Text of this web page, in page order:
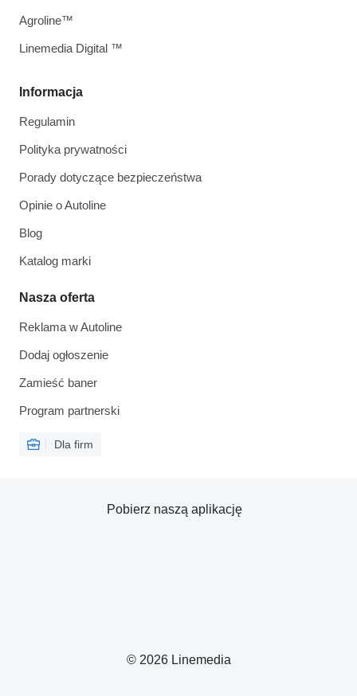
Informacja
Regulamin
Polityka prywatności
Porady dotyczące bezpieczeństwa
Opinie o Autoline
Blog
Katalog marki
Nasza oferta
Reklama w Autoline
Dodaj ogłoszenie
Zamieść baner
Program partnerski
Dla firm
Agroline™
Linemedia Digital ™
© 2026 Linemedia
Pobierz naszą aplikację